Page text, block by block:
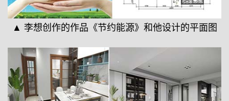
▲ 李想创作的作品《节约能源》和他设计的平面图